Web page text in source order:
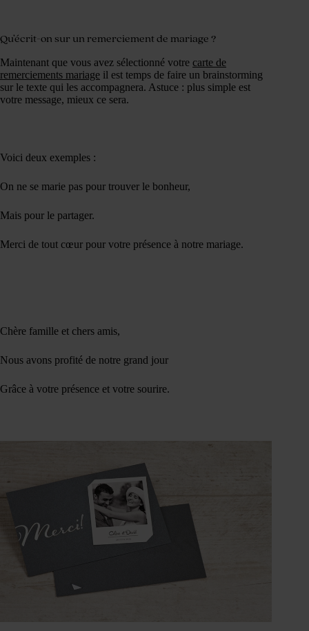
Qu’écrit-on sur un remerciement de mariage ?
Maintenant que vous avez sélectionné votre carte de
remerciements mariage il est temps de faire un brainstorming
sur le texte qui les accompagnera. Astuce : plus simple est
votre message, mieux ce sera.
Voici deux exemples :
On ne se marie pas pour trouver le bonheur,
Mais pour le partager.
Merci de tout cœur pour votre présence à notre mariage.
Chère famille et chers amis,
Nous avons profité de notre grand jour
Grâce à votre présence et votre sourire.